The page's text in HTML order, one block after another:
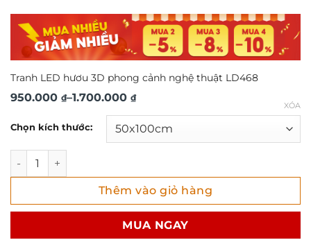
Tranh LED hươu 3D phong cảnh nghệ thuật LD468
950.000 ₫–1.700.000 ₫
Khoảng
950.000 ₫
đến
1.700.000 ₫
Chọn kích thước:
XÓA
Tranh LED hươu 3D phong cảnh nghệ thuật LD468 số
Thêm vào giỏ hàng
MUA NGAY